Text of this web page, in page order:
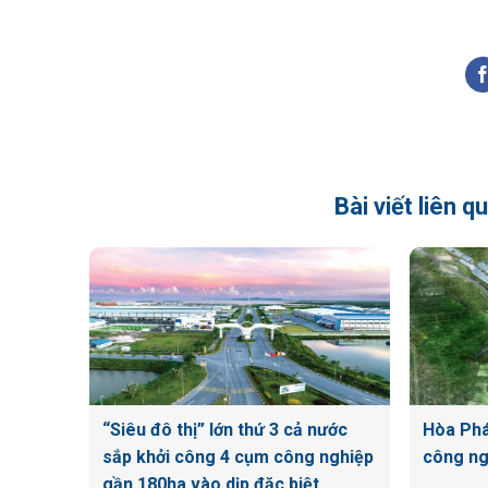
Bài viết liên
“Siêu đô thị” lớn thứ 3 cả nước
sắp khởi công 4 cụm công nghiệp
Hòa
công